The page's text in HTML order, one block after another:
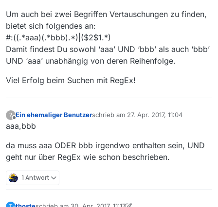
Um auch bei zwei Begriffen Vertauschungen zu finden,
bietet sich folgendes an:
#:((.*aaa)(.*bbb).*)|($2$1.*)
Damit findest Du sowohl ‘aaa’ UND ‘bbb’ als auch ‘bbb’
UND ‘aaa’ unabhängig von deren Reihenfolge.
Viel Erfolg beim Suchen mit RegEx!
?
Offline
Ein ehemaliger Benutzerschrieb am 27. Apr. 2017, 11:04
zuletzt editiert von
aaa,bbb
da muss aaa ODER bbb irgendwo enthalten sein, UND
geht nur über RegEx wie schon beschrieben.
1 Antwort